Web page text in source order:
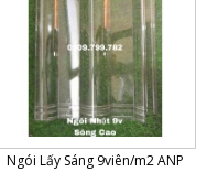
Ngói Lấy Sáng 9viên/m2 ANP